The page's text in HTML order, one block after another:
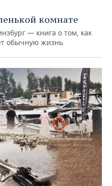
комнате
— книга о том, как
обычную жизнь